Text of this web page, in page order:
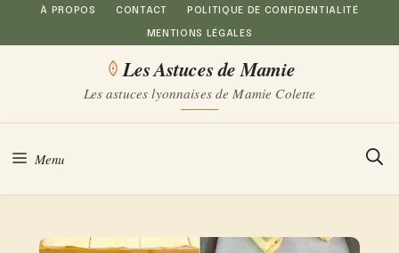
Aller
au
À PROPOS CONTACT POLITIQUE DE CONFIDENTIALITÉ
MENTIONS LÉGALES
Les Astuces de Mamie
Les astuces lyonnaises de Mamie Colette
Menu